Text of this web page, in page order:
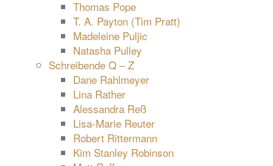
Thomas Pope
T. A. Payton (Tim Pratt)
Madeleine Puljic
Natasha Pulley
Schreibende Q – Z
Dane Rahlmeyer
Lina Rather
Alessandra Reß
Lisa-Marie Reuter
Robert Rittermann
Kim Stanley Robinson